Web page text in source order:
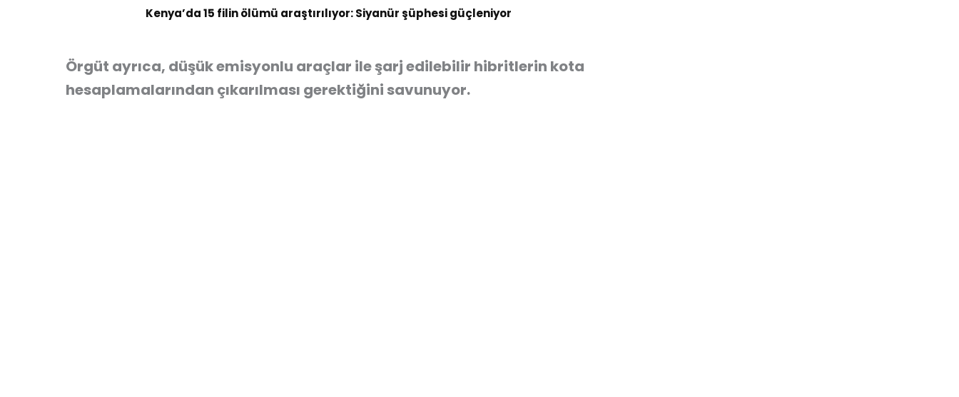
Kenya’da 15 filin ölümü araştırılıyor: Siyanür şüphesi güçleniyor
Örgüt ayrıca, düşük emisyonlu araçlar ile şarj edilebilir hibritlerin kota
hesaplamalarından çıkarılması gerektiğini savunuyor.